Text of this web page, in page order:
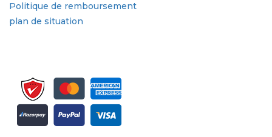
Politique de remboursement
plan de situation